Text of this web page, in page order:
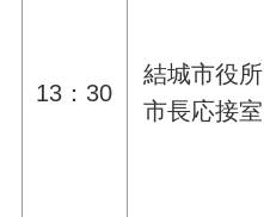
13：30
結城市役所
市長応接室